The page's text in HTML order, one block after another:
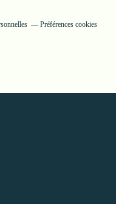
Préférences cookies